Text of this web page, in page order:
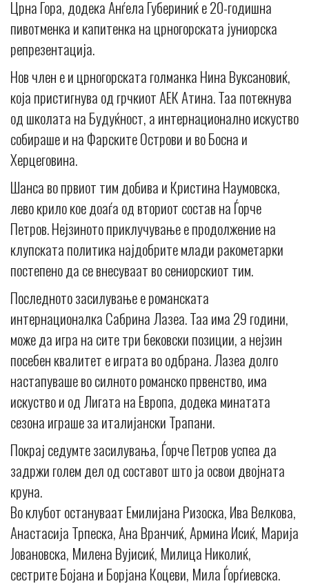
Црна Гора, додека Анѓела Губериниќ е 20-годишна
пивотменка и капитенка на црногорската јуниорска
репрезентација.
Нов член е и црногорската голманка Нина Вуксановиќ,
која пристигнува од грчкиот АЕК Атина. Таа потекнува
од школата на Будуќност, а интернационално искуство
собираше и на Фарските Острови и во Босна и
Херцеговина.
Шанса во првиот тим добива и Кристина Наумовска,
лево крило кое доаѓа од вториот состав на Ѓорче
Петров. Нејзиното приклучување е продолжение на
клупската политика најдобрите млади ракометарки
постепено да се внесуваат во сениорскиот тим.
Последното засилување е романската
интернационалка Сабрина Лазеа. Таа има 29 години,
може да игра на сите три бековски позиции, а нејзин
посебен квалитет е играта во одбрана. Лазеа долго
настапуваше во силното романско првенство, има
искуство и од Лигата на Европа, додека минатата
сезона играше за италијански Трапани.
Покрај седумте засилувања, Ѓорче Петров успеа да
задржи голем дел од составот што ја освои двојната
круна.
Во клубот остануваат Емилијана Ризоска, Ива Велкова,
Анастасија Трпеска, Ана Вранчиќ, Армина Исиќ, Марија
Јовановска, Милена Вујисиќ, Милица Николиќ,
сестрите Бојана и Борјана Коцеви, Мила Ѓорѓиевскa.